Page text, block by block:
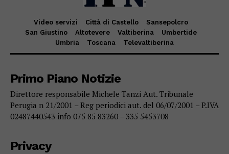
Video servizi Città di Castello
Sansepolcro
San Giustino
Altotevere Valtiberina
Umbertide
Umbria
Toscana Televaltiberina
Primo Piano Notizie
Direttore responsabile Michele Tanzi Aut. Tribunale
Perugia n 21/2001 – Reg periodici aut. del 06/07/2001 – P.IVA
02487440543 info 075 85 83260 – 335 5453708
Privacy